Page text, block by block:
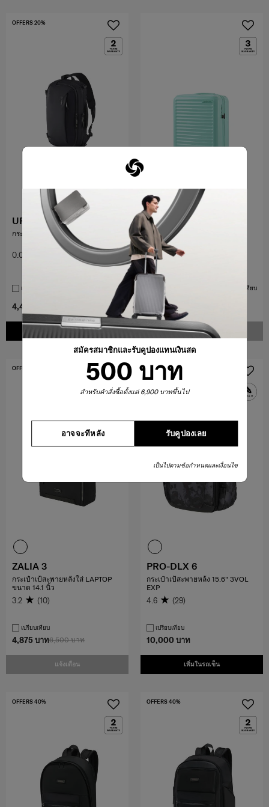
สมัครสมาชิกและรับคูปองแทนเงินสด
500 บาท
สำหรับคำสั่งซื้อตั้งแต่ 6,900 บาทขึ้นไป
รับคูปองเลย
อาจจะทีหลัง
เป็นไปตามข้อกำหนดและเงื่อนไข
4,400 บาท
เพิ่มในรถเข็น
OFFERS 20%
URBANIX
กระเป๋าคาดอก
0.0
เปรียบเทียบ
8,500 บาท
แจ้งเตือน
TOIIS BLOSSOM
กระเป๋าเดินทางขนาด 20 นิ้ว
EXP+COVER
4.5 (19)
เปรียบเทียบ
6,500 บาท
4,875 บาท
แจ้งเตือน
OFFERS 25%
ZALIA 3
กระเป๋าเป้สะพายหลังใส่ LAPTOP
ขนาด 14.1 นิ้ว
3.2 (10)
เปรียบเทียบ
10,000 บาท
เพิ่มในรถเข็น
PRO-DLX 6
กระเป๋าเป้สะพายหล้ง 15.6" 3VOL
EXP
4.6 (29)
เปรียบเทียบ
OFFERS 40% OFFERS 40%